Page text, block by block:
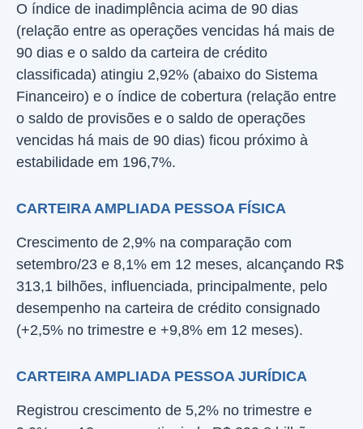
O índice de inadimplência acima de 90 dias
(relação entre as operações vencidas há mais de
90 dias e o saldo da carteira de crédito
classificada) atingiu 2,92% (abaixo do Sistema
Financeiro) e o índice de cobertura (relação entre
o saldo de provisões e o saldo de operações
vencidas há mais de 90 dias) ficou próximo à
estabilidade em 196,7%.
CARTEIRA AMPLIADA PESSOA FÍSICA
Crescimento de 2,9% na comparação com
setembro/23 e 8,1% em 12 meses, alcançando R$
313,1 bilhões, influenciada, principalmente, pelo
desempenho na carteira de crédito consignado
(+2,5% no trimestre e +9,8% em 12 meses).
CARTEIRA AMPLIADA PESSOA JURÍDICA
Registrou crescimento de 5,2% no trimestre e